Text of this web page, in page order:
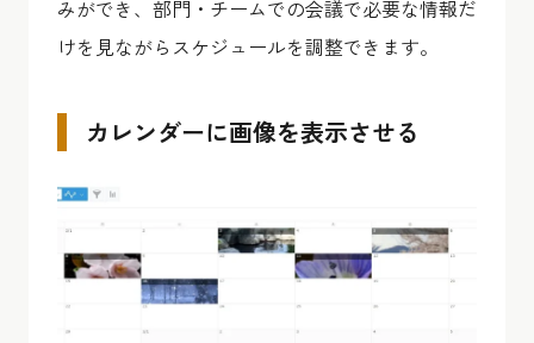
みができ、部門・チームでの会議で必要な情報だ
けを見ながらスケジュールを調整できます。
カレンダーに画像を表示させる